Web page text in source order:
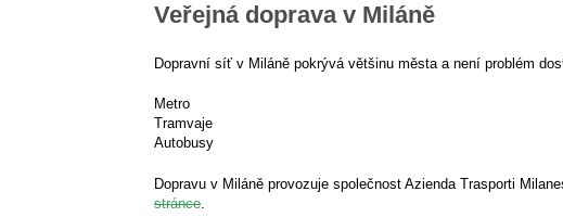
Veřejná doprava v Miláně
Dopravní síť v Miláně pokrývá většinu města a není problém
Metro
Tramvaje
Autobusy
Dopravu v Miláně provozuje společnost Azienda Trasporti
stránce